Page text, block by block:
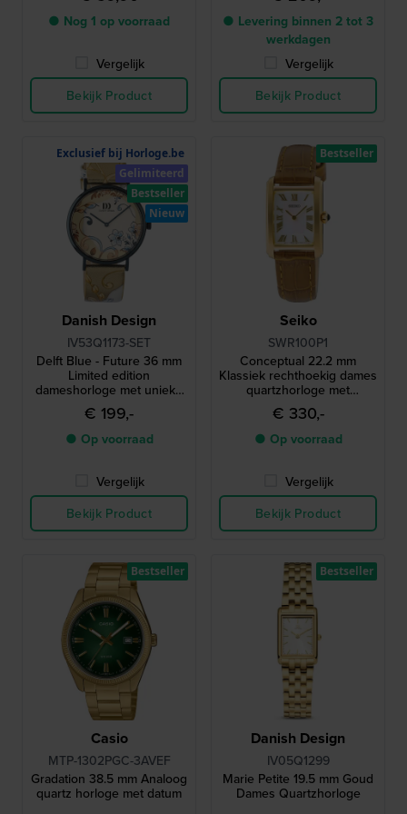
● Nog 1 op voorraad
Vergelijk
Bekijk Product
● Levering binnen 2 tot 3
werkdagen
Vergelijk
Bekijk Product
Danish Design
IV53Q1173-SET
Delft Blue - Future 36 mm
Limited edition
dameshorloge met unieke
Delfts blauwe hanger
€ 199,-
● Op voorraad
Vergelijk
Bekijk Product
Exclusief bij Horloge.be
Gelimiteerd
Bestseller
Nieuw
Seiko
SWR100P1
Conceptual 22.2 mm
Klassiek rechthoekig dames
quartzhorloge met
parelmoer wijzerplaat
€ 330,-
● Op voorraad
Vergelijk
Bekijk Product
Bestseller
Casio
MTP-1302PGC-3AVEF
Gradation 38.5 mm Analoog
quartz horloge met datum
Bestseller
Danish Design
IV05Q1299
Marie Petite 19.5 mm Goud
Dames Quartzhorloge
Bestseller